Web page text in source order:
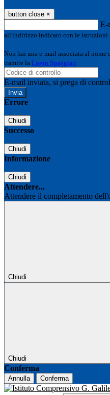
button close ×
E-
all'indirizzo indicato con le istruzioni
Non hai una e-mail associata al nome
tramite la Login Spaggiari
E-mail inviata, si prega di
Errore
Chiudi
Successo
Chiudi
Informazione
Chiudi
Attendere...
Attendere il completamento
Chiudi
Chiudi
Conferma
Annulla Conferma